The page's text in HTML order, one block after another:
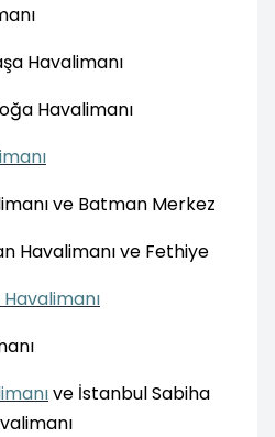
Havalimanı
Havalimanı
ve Batman Merkez
Havalimanı ve Fethiye
ve İstanbul Sabiha